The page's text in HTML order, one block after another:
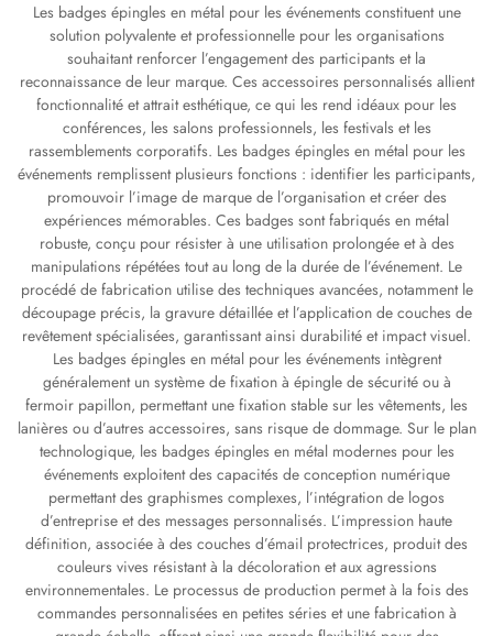
Les badges épingles en métal pour les événements constituent une
solution polyvalente et professionnelle pour les organisations
souhaitant renforcer l’engagement des participants et la
reconnaissance de leur marque. Ces accessoires personnalisés allient
fonctionnalité et attrait esthétique, ce qui les rend idéaux pour les
conférences, les salons professionnels, les festivals et les
rassemblements corporatifs. Les badges épingles en métal pour les
événements remplissent plusieurs fonctions : identifier les participants,
promouvoir l’image de marque de l’organisation et créer des
expériences mémorables. Ces badges sont fabriqués en métal
robuste, conçu pour résister à une utilisation prolongée et à des
manipulations répétées tout au long de la durée de l’événement. Le
procédé de fabrication utilise des techniques avancées, notamment le
découpage précis, la gravure détaillée et l’application de couches de
revêtement spécialisées, garantissant ainsi durabilité et impact visuel.
Les badges épingles en métal pour les événements intègrent
généralement un système de fixation à épingle de sécurité ou à
fermoir papillon, permettant une fixation stable sur les vêtements, les
lanières ou d’autres accessoires, sans risque de dommage. Sur le plan
technologique, les badges épingles en métal modernes pour les
événements exploitent des capacités de conception numérique
permettant des graphismes complexes, l’intégration de logos
d’entreprise et des messages personnalisés. L’impression haute
définition, associée à des couches d’émail protectrices, produit des
couleurs vives résistant à la décoloration et aux agressions
environnementales. Le processus de production permet à la fois des
commandes personnalisées en petites séries et une fabrication à